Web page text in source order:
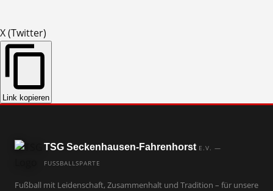
X (Twitter)
Link kopieren
TSG Seckenhausen-Fahrenhorst E.V. —
FUSSBALLSPARTE
Fußball mit Leidenschaft, Zusammenhalt und Tradition – für unsere